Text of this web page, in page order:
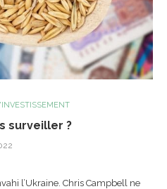
surveiller ?
l’Ukraine. Chris Campbell ne